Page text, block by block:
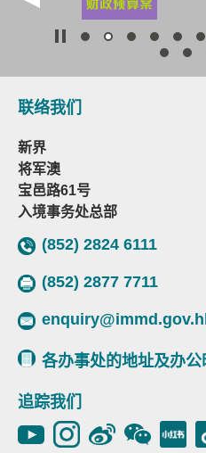
联络我们
新界
将军澳
宝邑路61号
入境事务处总部
(852) 2824 6111
(852) 2877 7711
各办事处的地址及办公
追踪我们